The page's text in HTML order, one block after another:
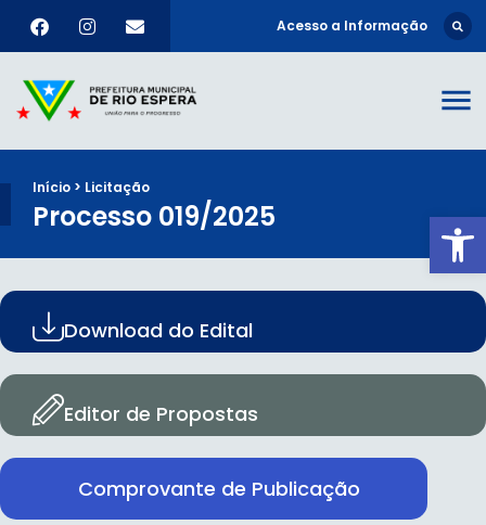
Acesso a Informação
Início > Licitação
Processo 019/2025
Download do Edital
Editor de Propostas
Comprovante de Publicação